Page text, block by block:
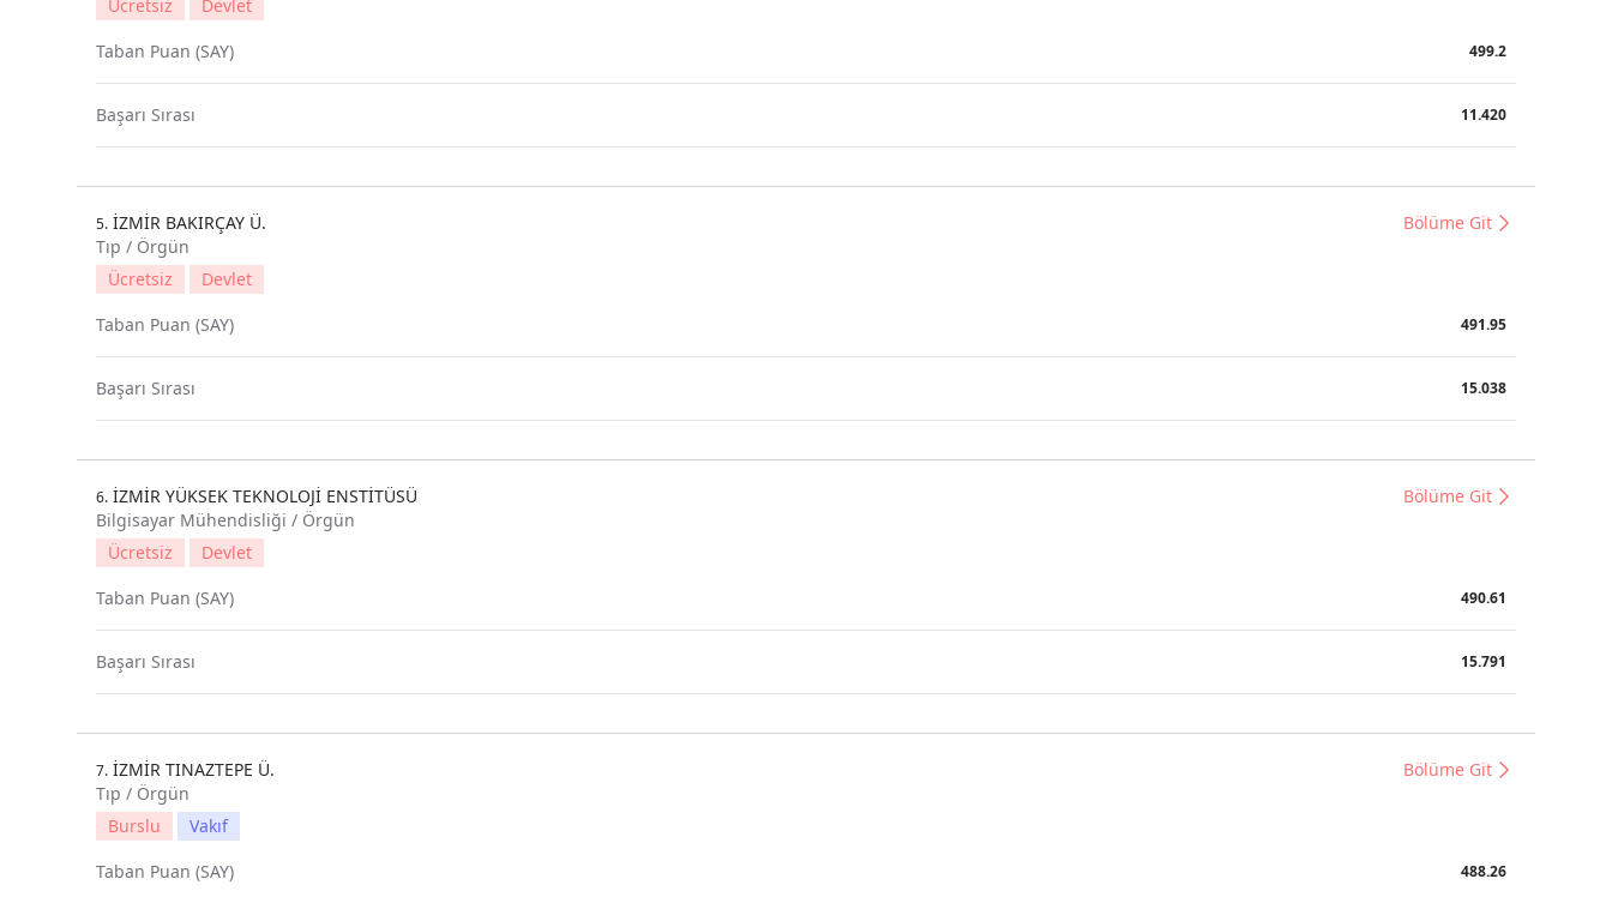
Ücretsiz
Devlet
Taban Puan (SAY)
499.2
Başarı Sırası 11.420
5. İZMİR BAKIRÇAY Ü.
Tıp / Örgün
Bölüme Git
Ücretsiz
Devlet
Taban Puan (SAY)
491.95
Başarı Sırası 15.038
6. İZMİR YÜKSEK TEKNOLOJİ ENSTİTÜSÜ
Bilgisayar Mühendisliği / Örgün
Bölüme Git
Ücretsiz
Devlet
Taban Puan (SAY)
490.61
Başarı Sırası 15.791
7. İZMİR TINAZTEPE Ü.
Tıp / Örgün
Bölüme Git
Burslu
Vakıf
Taban Puan (SAY)
488.26